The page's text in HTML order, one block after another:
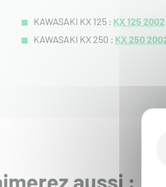
KAWASAKI KX 125 : KX 125 2002
KAWASAKI KX 250 : KX 250
aussi :